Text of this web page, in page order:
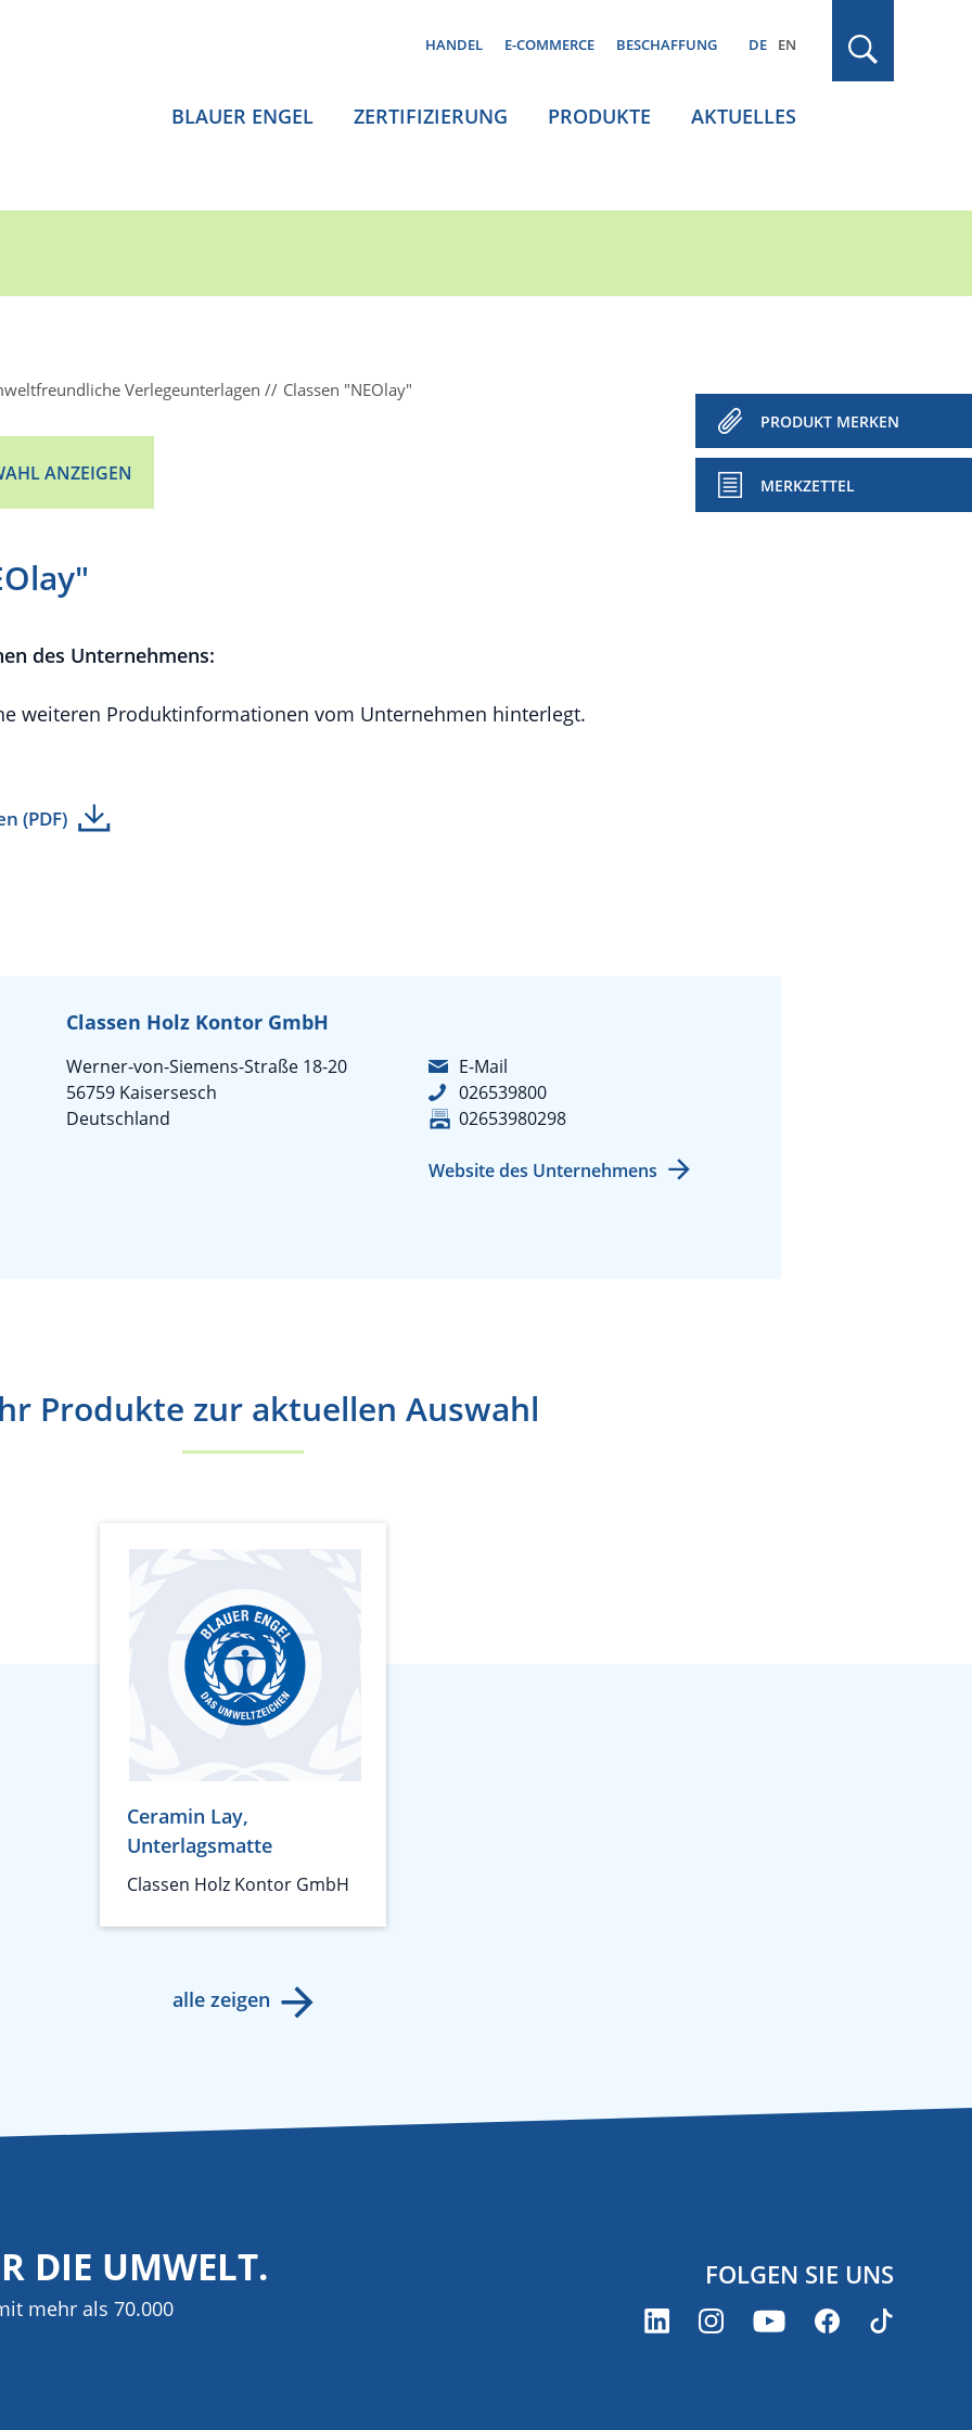
HANDEL E-COMMERCE BESCHAFFUNG DE EN
BLAUER ENGEL ZERTIFIZIERUNG PRODUKTE AKTUELLES
Verlegeunterlagen Classen "NEOlay"
ANZEIGEN
PRODUKT MERKEN
MERKZETTEL
des Unternehmens:
weiteren Produktinformationen vom Unternehmen hinterlegt.
(PDF)
Classen Holz Kontor GmbH
Werner-von-Siemens-Straße 18-20
56759 Kaisersesch
Deutschland
E-Mail
026539800
02653980298
Website des Unternehmens
Produkte zur aktuellen Auswahl
Ceramin Lay,
Unterlagsmatte
Classen Holz Kontor GmbH
alle zeigen
DIE UMWELT.
mehr als 70.000
FOLGEN SIE UNS